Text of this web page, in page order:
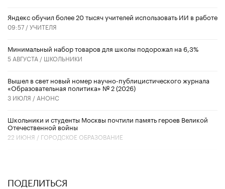
​Яндекс обучил более 20 тысяч учителей использовать ИИ в работе
09:57 /УЧИТЕЛЯ
Минимальный набор товаров для школы подорожал на 6,3%
5 АВГУСТА / ШКОЛЬНИКИ
Вышел в свет новый номер научно-публицистического журнала
«Образовательная политика» № 2 (2026)
3 ИЮЛЯ / АНОНС
Школьники и студенты Москвы почтили память героев Великой
Отечественной войны
22 ИЮНЯ / ГОРОДСКОЕ ОБРАЗОВАНИЕ
ПОДЕЛИТЬСЯ